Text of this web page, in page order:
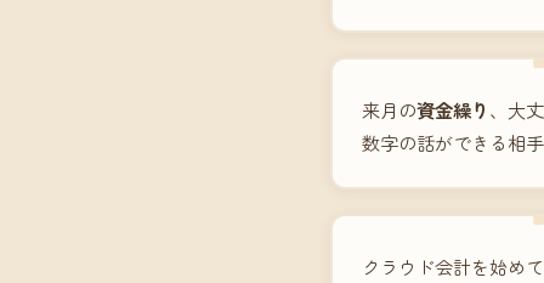
来月の資金繰り 、大
数字の話ができる相
クラウド会計を始め